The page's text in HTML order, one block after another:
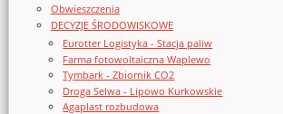
Obwieszczenia
DECYZJE ŚRODOWISKOWE
Eurotter Logistyka - Stacja paliw
Farma fotowoltaiczna Waplewo
Tymbark - Zbiornik CO2
Droga Selwa - Lipowo Kurkowskie
Agaplast rozbudowa